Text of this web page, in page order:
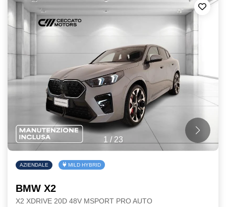
1 / 23
AZIENDALE MILD HYBRID
BMW X2
X2 XDRIVE 20D 48V MSPORT PRO AUTO